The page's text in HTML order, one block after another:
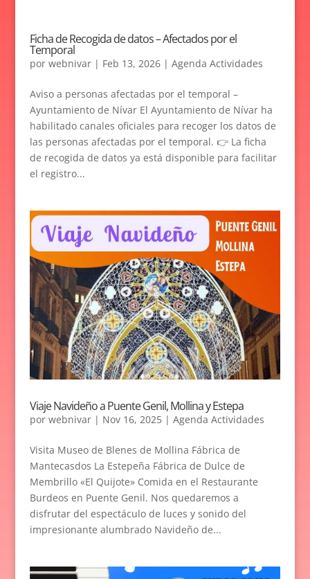
Ficha de Recogida de datos – Afectados por el
Temporal
por webnivar| Feb 13, 2026| Agenda Actividades
Aviso a personas afectadas por el temporal –
Ayuntamiento de Nívar El Ayuntamiento de Nívar ha
habilitado canales oficiales para recoger los datos de
las personas afectadas por el temporal. 👉 La ficha
de recogida de datos ya está disponible para facilitar
el registro...
Viaje Navideño a Puente Genil, Mollina y Estepa
por webnivar| Nov 16, 2025| Agenda Actividades
Visita Museo de Blenes de Mollina Fábrica de
Mantecasdos La Estepeña Fábrica de Dulce de
Membrillo «El Quijote» Comida en el Restaurante
Burdeos en Puente Genil. Nos quedaremos a
disfrutar del espectáculo de luces y sonido del
impresionante alumbrado Navideño de...